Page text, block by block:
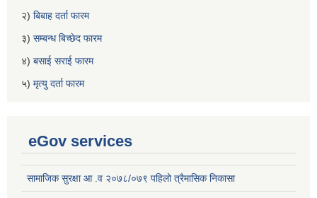
२) बिबाह दर्ता फारम
३) सम्बन्ध बिच्छेद फारम
४) बसाई सराई फारम
५) मृत्यु दर्ता फारम
eGov services
सामाजिक सुरक्षा आ .व २०७८/०७९ पहिलो त्रैमासिक निकासा